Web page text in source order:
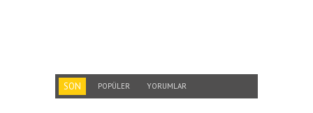
SON POPÜLER YORUMLAR